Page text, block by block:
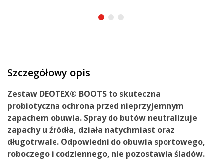
Szczegółowy opis
Zestaw DEOTEX® BOOTS to skuteczna
probiotyczna ochrona przed nieprzyjemnym
zapachem obuwia. Spray do butów neutralizuje
zapachy u źródła, działa natychmiast oraz
długotrwale. Odpowiedni do obuwia sportowego,
roboczego i codziennego, nie pozostawia śladów.